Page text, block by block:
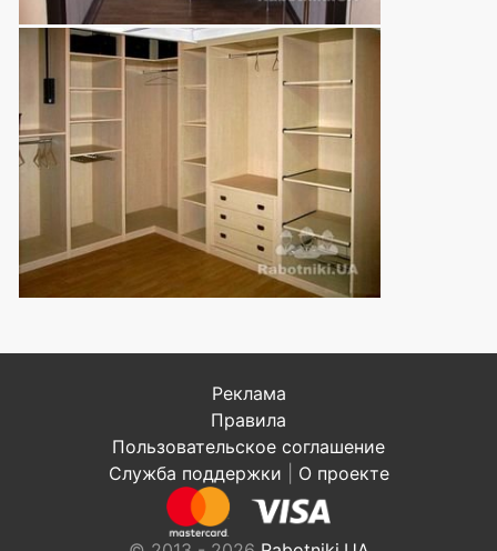
Реклама
Правила
Пользовательское соглашение
Служба поддержки
О проекте